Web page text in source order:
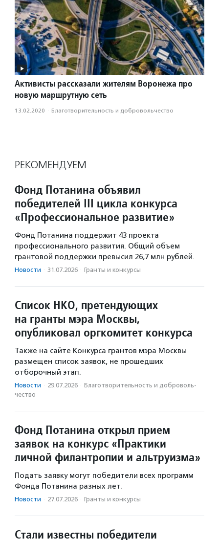
Активисты рассказали жителям Воронежа про
новую маршрутную сеть
13.02.2020 · Благотвори­тель­ность и доброволь­чест­во
РЕКОМЕНДУЕМ
Фонд Потанина объявил
победителей III цикла конкурса
«Профессиональное развитие»
Фонд Потанина поддержит 43 проекта
профессионального развития. Общий объем
грантовой поддержки превысил 26,7 млн рублей.
Новости · 31.07.2026 · Гранты и конкурсы
Список НКО, претендующих
на гранты мэра Москвы,
опубликовал оргкомитет конкурса
Также на сайте Конкурса грантов мэра Москвы
размещен список заявок, не прошедших
отборочный этап.
Новости · 29.07.2026 · Благотвори­тель­ность и доброволь­
чест­во
Фонд Потанина открыл прием
заявок на конкурс «Практики
личной филантропии и альтруизма»
Подать заявку могут победители всех программ
Фонда Потанина разных лет.
Новости · 27.07.2026 · Гранты и конкурсы
Стали известны победители